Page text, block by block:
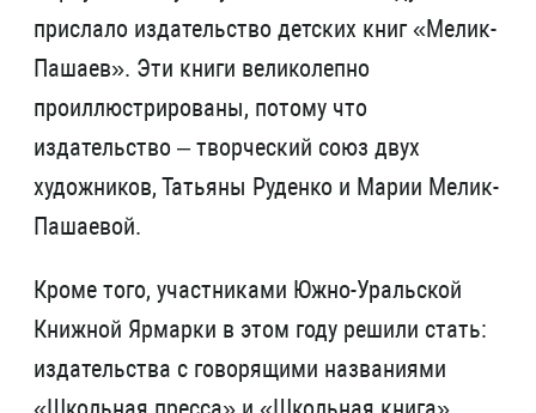
прислало издательство детских книг «Мелик-
Пашаев». Эти книги великолепно
проиллюстрированы, потому что
издательство – творческий союз двух
художников, Татьяны Руденко и Марии Мелик-
Пашаевой.
Кроме того, участниками Южно-Уральской
Книжной Ярмарки в этом году решили стать:
издательства с говорящими названиями